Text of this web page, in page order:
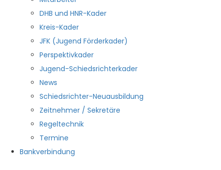
DHB und HNR-Kader
Kreis-Kader
JFK (Jugend Förderkader)
Perspektivkader
Jugend-Schiedsrichterkader
News
Schiedsrichter-Neuausbildung
Zeitnehmer / Sekretäre
Regeltechnik
Termine
Bankverbindung